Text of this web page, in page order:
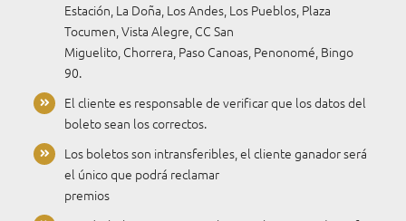
Estación, La Doña, Los Andes, Los Pueblos, Plaza
Tocumen, Vista Alegre, CC San
Miguelito, Chorrera, Paso Canoas, Penonomé, Bingo
90.
El cliente es responsable de verificar que los datos del
boleto sean los correctos.
Los boletos son intransferibles, el cliente ganador será
el único que podrá reclamar
premios